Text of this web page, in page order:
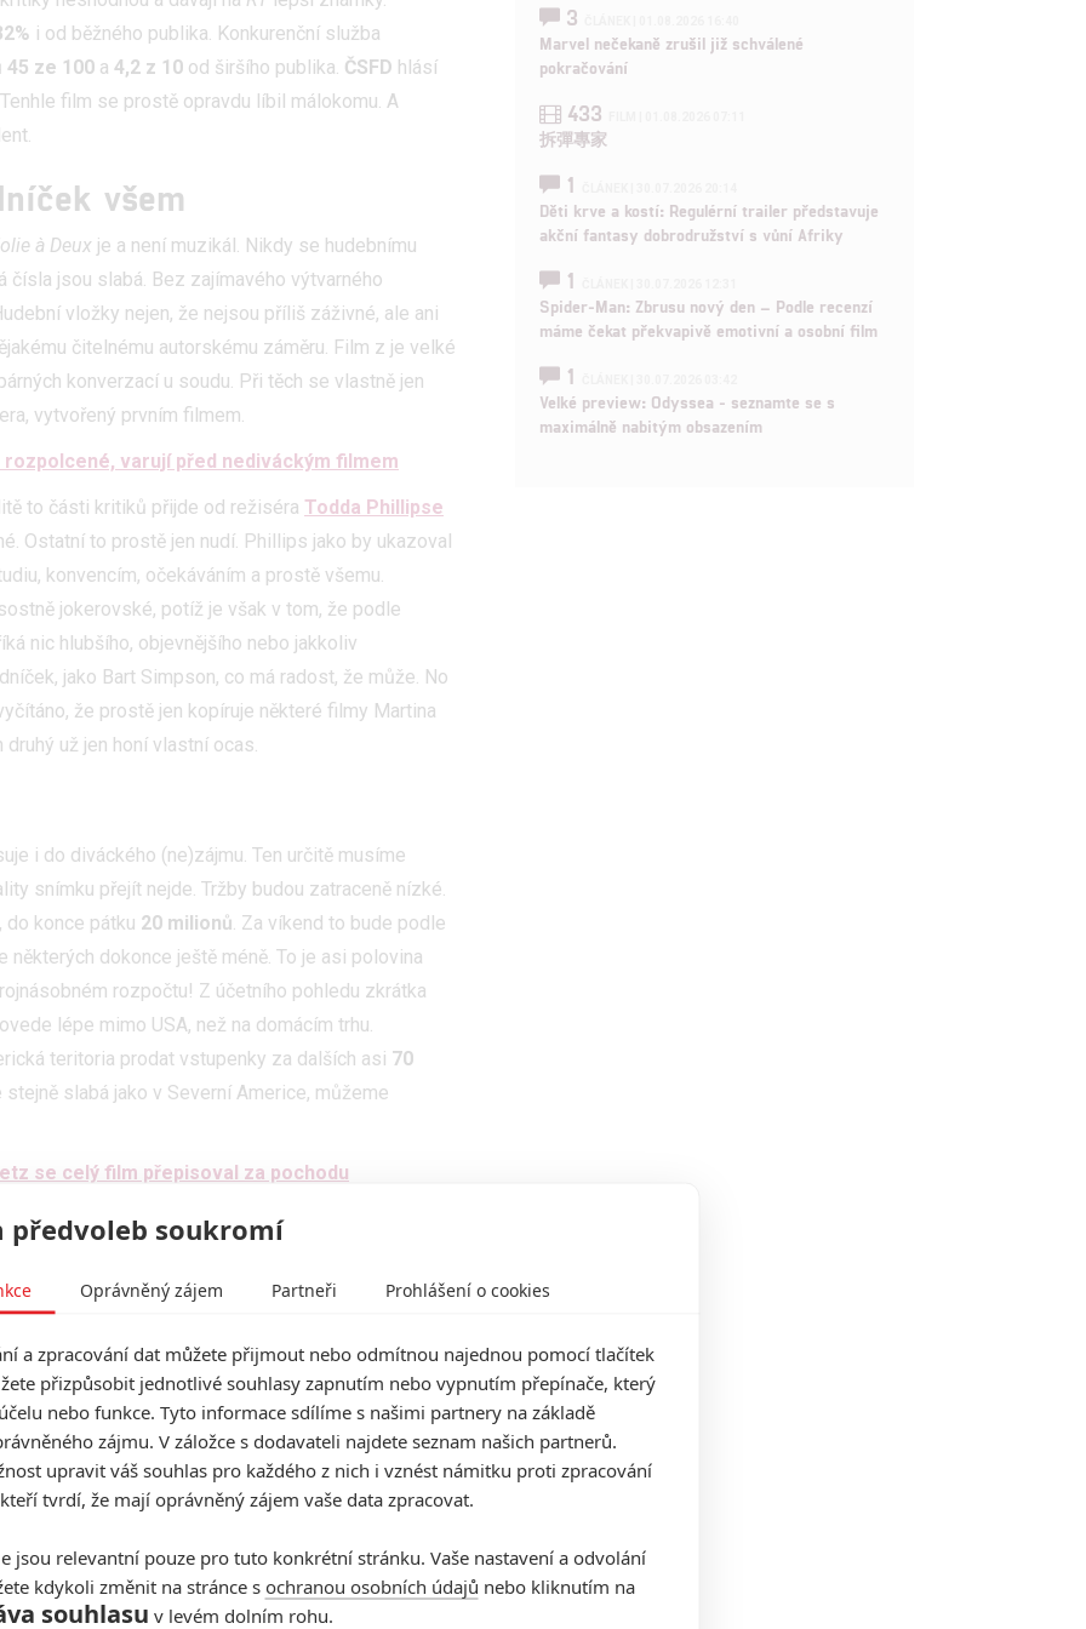
i od běžného publika. Konkurenční služba
45 ze 100 a 4,2 z 10 od širšího publika. ČSFD hlásí
film se prostě opravdu líbil málokomu. A
všem
à Deux je a není muzikál. Nikdy se hudebnímu
čísla jsou slabá. Bez zajímavého výtvarného
vložky nejen, že nejsou příliš záživné, ale ani
čitelnému autorskému záměru. Film z je velké
konverzací u soudu. Při těch se vlastně jen
vytvořený prvním filmem.
varují před nediváckým filmem
to části kritiků přijde od režiséra Todda Phillipse
Ostatní to prostě jen nudí. Phillips jako by ukazoval
konvencím, očekáváním a prostě všemu.
jokerovské, potíž je však v tom, že podle
nic hlubšího, objevnějšího nebo jakkoliv
jako Bart Simpson, co má radost, že může. No
že prostě jen kopíruje některé filmy Martina
už jen honí vlastní ocas.
i do diváckého (ne)zájmu. Ten určitě musíme
snímku přejít nejde. Tržby budou zatraceně nízké.
, do konce pátku 20 milionů. Za víkend to bude podle
některých dokonce ještě méně. To je asi polovina
rozpočtu! Z účetního pohledu zkrátka
lépe mimo USA, než na domácím trhu.
teritoria prodat vstupenky za dalších asi 70
slabá jako v Severní Americe, můžeme
se celý film přepisoval za pochodu
výzkumy veřejného mínění u diváků, co zrovna vyšli
katastrofálně nízká hodnota. Blockbustery obvykle
prostě přinesou zhruba to, co slíbily. Známka
U filmů s nízkým „
pro další promítání problém.
zároveň nebyl extrémně vysoký rozpočet.
dolarů. Jak mohla částka tak nakynout, oproti
Phillipsepozřely50 milionů. Dalších asi30 milionů
což bylo pro hvězdy pohodlnější, ale také je to o
3
Marvel nečekaně zrušil již schválené
pokračování
433
拆彈專家
1
Děti krve a kostí: Regulérní trailer představuje
akční fantasy dobrodružství s vůní Afriky
1
Spider-Man: Zbrusu nový den – Podle recenzí
máme čekat překvapivě emotivní a osobní film
1
Velké preview: Odyssea - seznamte se s
maximálně nabitým obsazením
předvoleb soukromí
Oprávněný zájem Partneři Prohlášení o cookies
a zpracování dat můžete přijmout nebo odmítnou najednou pomocí tlačítek
přizpůsobit jednotlivé souhlasy zapnutím nebo vypnutím přepínače, který
nebo funkce. Tyto informace sdílíme s našimi partnery na základě
zájmu. V záložce s dodavateli najdete seznam našich partnerů.
upravit váš souhlas pro každého z nich i vznést námitku proti zpracování
tvrdí, že mají oprávněný zájem vaše data zpracovat.
jsou relevantní pouze pro tuto konkrétní stránku. Vaše nastavení a odvolání
kdykoli změnit na stránce s ochranou osobních údajů nebo kliknutím na
souhlasu v levém dolním rohu.